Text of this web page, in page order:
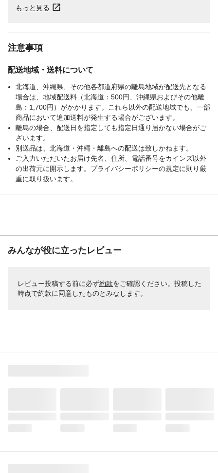
もっと見る
注意事項
配送地域・送料について
北海道、沖縄県、その他各都道府県の離島地域が配送先となる
場合は、地域配送料（北海道：500円、沖縄県およびその他離
島：1,700円）がかかります。これら以外の配送地域でも、一部
商品において追加送料が発生する場合がございます。
離島の場合、配送日を指定しても指定日通り届かない場合がご
ざいます。
別送品は、北海道・沖縄・離島への配送は致しかねます。
ご入力いただいたお届け先名、住所、電話番号をカインズ以外
の出荷元に開示します。プライバシーポリシーの規定に則り厳
重に取り扱います。
みんなが役に立ったレビュー
レビュー投稿する前に必ず約款をご確認ください。投稿した
時点で約款に同意したものとみなします。